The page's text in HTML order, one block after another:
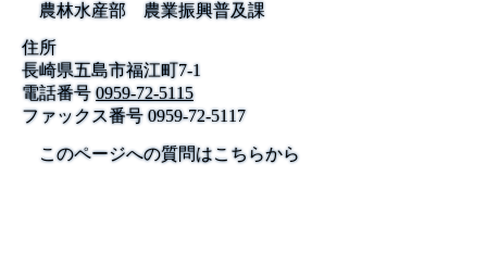
農林水産部 農業振興普及課
住所
長崎県五島市福江町7-1
電話番号 0959-72-5115
ファックス番号0959-72-5117
このページへの質問はこちらから